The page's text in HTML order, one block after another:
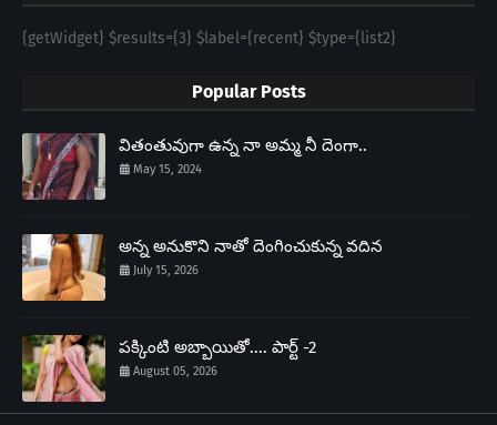
{getWidget} $results={3} $label={recent} $type={list2}
Popular Posts
వితంతువుగా ఉన్న నా అమ్మ నీ దెంగా..
May 15, 2024
అన్న అనుకొని నాతో దెంగించుకున్న వదిన
July 15, 2026
పక్కింటి అబ్బాయితో.... పార్ట్ -2
August 05, 2026